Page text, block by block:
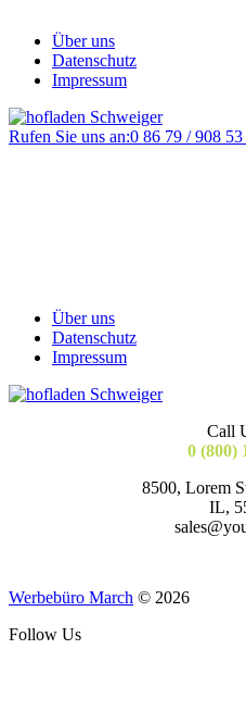
Über uns
Datenschutz
Impressum
Rufen Sie uns an:0 86 79 / 908 53
Über uns
Datenschutz
Impressum
Call
0 (800)
8500, Lorem
IL,
Werbebüro March © 2026
Follow Us